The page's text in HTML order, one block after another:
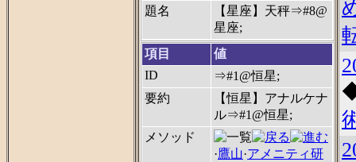
題名
【星座】天秤⇒#8@
星座;
項目
値
ID
⇒#1@恒星;
要約
【恒星】アナルケナ
ル⇒#1@恒星;
メソッド
·鷹山·アメニティ研